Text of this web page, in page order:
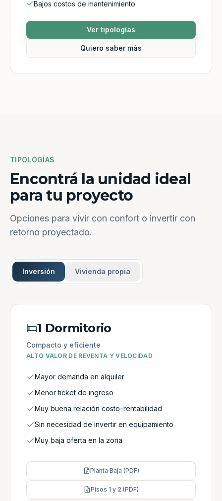
Bajos costos de mantenimiento
Ver tipologías
Quiero saber más
TIPOLOGÍAS
Encontrá la unidad ideal
para tu proyecto
Opciones para vivir con confort o invertir con
retorno proyectado.
Inversión Vivienda propia
1 Dormitorio
Compacto y eficiente
ALTO VALOR DE REVENTA Y VELOCIDAD
Mayor demanda en alquiler
Menor ticket de ingreso
Muy buena relación costo–rentabilidad
Sin necesidad de invertir en equipamiento
Muy baja oferta en la zona
Planta Baja (PDF)
Pisos 1 y 2 (PDF)